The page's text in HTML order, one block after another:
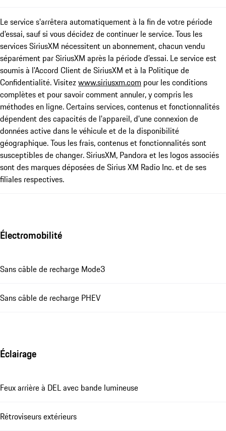
Le service s'arrêtera automatiquement à la fin de votre période
d'essai, sauf si vous décidez de continuer le service. Tous les
services SiriusXM nécessitent un abonnement, chacun vendu
séparément par SiriusXM après la période d'essai. Le service est
soumis à l'Accord Client de SiriusXM et à la Politique de
Confidentialité. Visitezwww.siriusxm.com pour les conditions
complètes et pour savoir comment annuler, y compris les
méthodes en ligne. Certains services, contenus et fonctionnalités
dépendent des capacités de l'appareil, d'une connexion de
données active dans le véhicule et de la disponibilité
géographique. Tous les frais, contenus et fonctionnalités sont
susceptibles de changer. SiriusXM, Pandora et les logos associés
sont des marques déposées de Sirius XM Radio Inc. et de ses
filiales respectives.
Électromobilité
Sans câble de recharge Mode3
Sans câble de recharge PHEV
Éclairage
Feux arrière à DEL avec bande lumineuse
Rétroviseurs extérieurs